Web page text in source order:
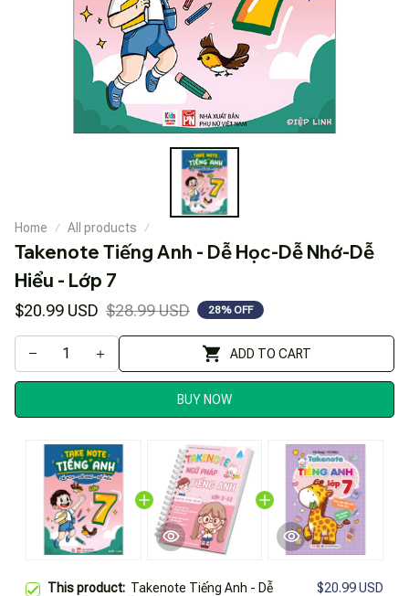
Home All products
Takenote Tiếng Anh - Dễ Học-Dễ Nhớ-Dễ
Hiểu - Lớp 7
$20.99 USD $28.99 USD 28% OFF
ADD TO CART
BUY NOW
This product: Takenote Tiếng Anh - Dễ
$20.99 USD